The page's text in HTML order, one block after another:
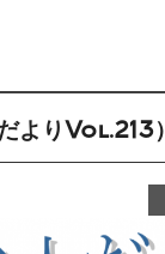
よりVol.213）